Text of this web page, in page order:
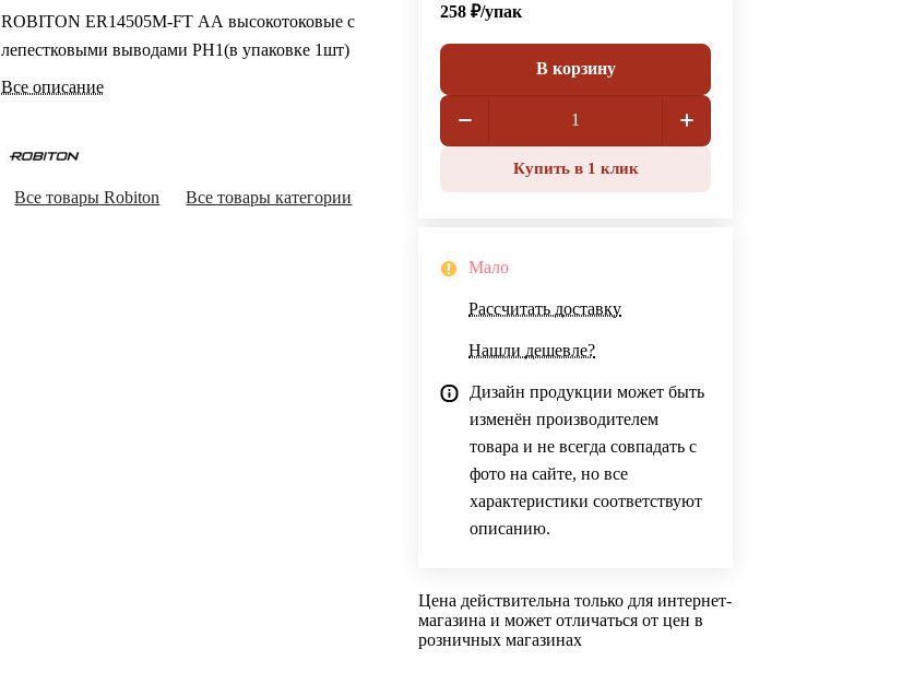
ROBITON ER14505M-FT AA высокотоковые с
лепестковыми выводами PH1(в упаковке 1шт)
Все описание
Все товары Robiton Все товары категории
258 ₽/упак
В корзину
Купить в 1 клик
Мало
Рассчитать доставку
Нашли дешевле?
Дизайн продукции может быть
изменён производителем
товара и не всегда совпадать с
фото на сайте, но все
характеристики соответствуют
описанию.
Цена действительна только для интернет-
магазина и может отличаться от цен в
розничных магазинах